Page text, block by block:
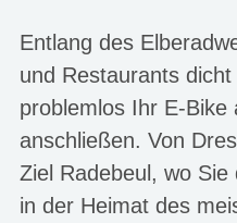
Entlang des
und Restaurants
problemlos Ihr E-Bike
anschließen. Von
Ziel Radebeul, wo
in der Heimat des